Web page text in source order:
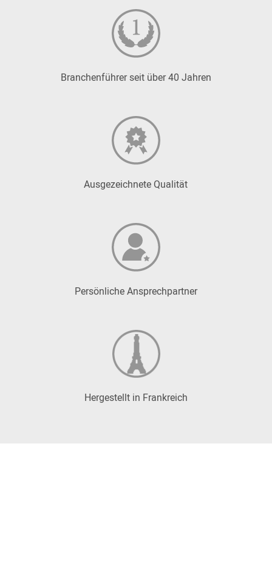
Branchenführer seit über 40 Jahren
Ausgezeichnete Qualität
Persönliche Ansprechpartner
Hergestellt in Frankreich